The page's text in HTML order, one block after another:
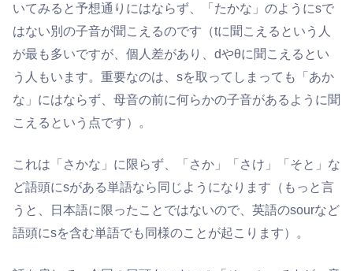
いてみると予想通りにはならず、「たかな」のようにsで
はない別の子音が聞こえるのです（tに聞こえるという人
が最も多いですが、個人差があり、dやθに聞こえるとい
う人もいます。重要なのは、sを取ってしまっても「あか
な」にはならず、母音の前に何らかの子音があるように聞
こえるという点です）。
これは「さかな」に限らず、「さか」「さけ」「そと」な
ど語頭にsがある単語なら同じようになります（もっと言
うと、日本語に限ったことではないので、英語のsourなど
語頭にsを含む単語でも同様のことが起こります）。